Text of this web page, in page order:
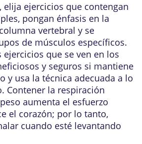
elija ejercicios que contengan
pongan énfasis en la
vertebral y se
de músculos específicos.
ejercicios que se ven en los
y seguros si mantiene
y usa la técnica adecuada a lo
Contener la respiración
aumenta el esfuerzo
el corazón; por lo tanto,
cuando esté levantando